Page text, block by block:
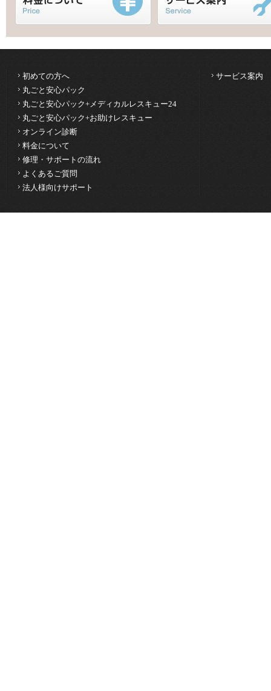
初めての方へ
丸ごと安心パック
丸ごと安心パック+メディカルレスキュー24
丸ごと安心パック+お助けレスキュー
オンライン診断
料金について
修理・サポートの流れ
よくあるご質問
法人様向けサポート
サービス案内